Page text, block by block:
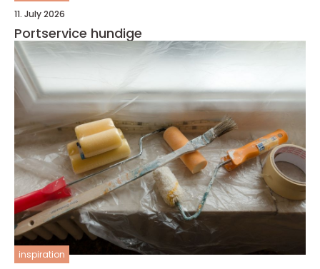
11. July 2026
Portservice hundige
inspiration